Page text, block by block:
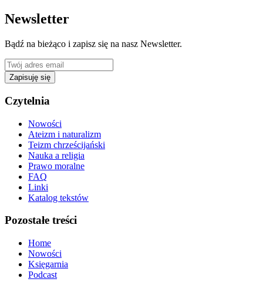
Newsletter
Bądź na bieżąco i zapisz się na nasz Newsletter.
Zapisuję się
Czytelnia
Nowości
Ateizm i naturalizm
Teizm chrześcijański
Nauka a religia
Prawo moralne
FAQ
Linki
Katalog tekstów
Pozostałe treści
Home
Nowości
Księgarnia
Podcast